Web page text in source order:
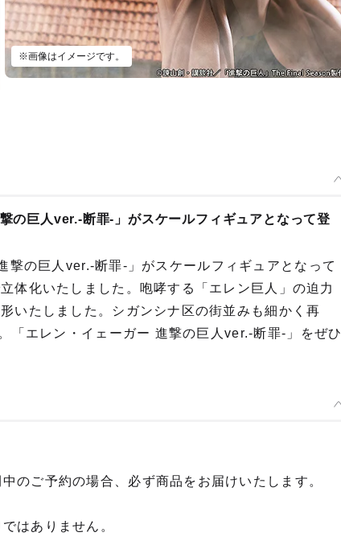
※画像はイメージです。
の巨人ver.-断罪-」がスケールフィギュアとなって登
の巨人ver.-断罪-」がスケールフィギュアとなって
体化いたしました。咆哮する「エレン巨人」の迫力
いたしました。シガンシナ区の街並みも細かく再
「エレン・イェーガー 進撃の巨人ver.-断罪-」をぜひ
のご予約の場合、必ず商品をお届けいたします。
はありません。